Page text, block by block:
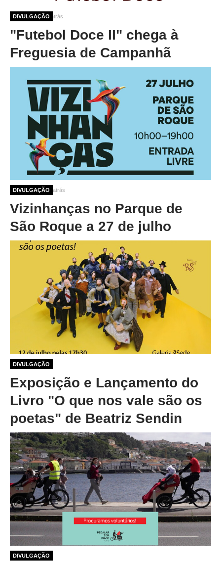
DIVULGAÇÃO
12 meses 4 dias atrás
"Futebol Doce II" chega à
Freguesia de Campanhã
DIVULGAÇÃO
1 ano 2 semanas atrás
Vizinhanças no Parque de
São Roque a 27 de julho
DIVULGAÇÃO
1 ano 1 mês atrás
Exposição e Lançamento do
Livro "O que nos vale são os
poetas" de Beatriz Sendin
DIVULGAÇÃO
1 ano 1 mês atrás